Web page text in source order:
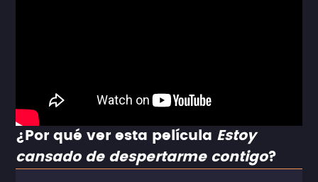
¿Por qué ver esta película Estoy
cansado de despertarme contigo?